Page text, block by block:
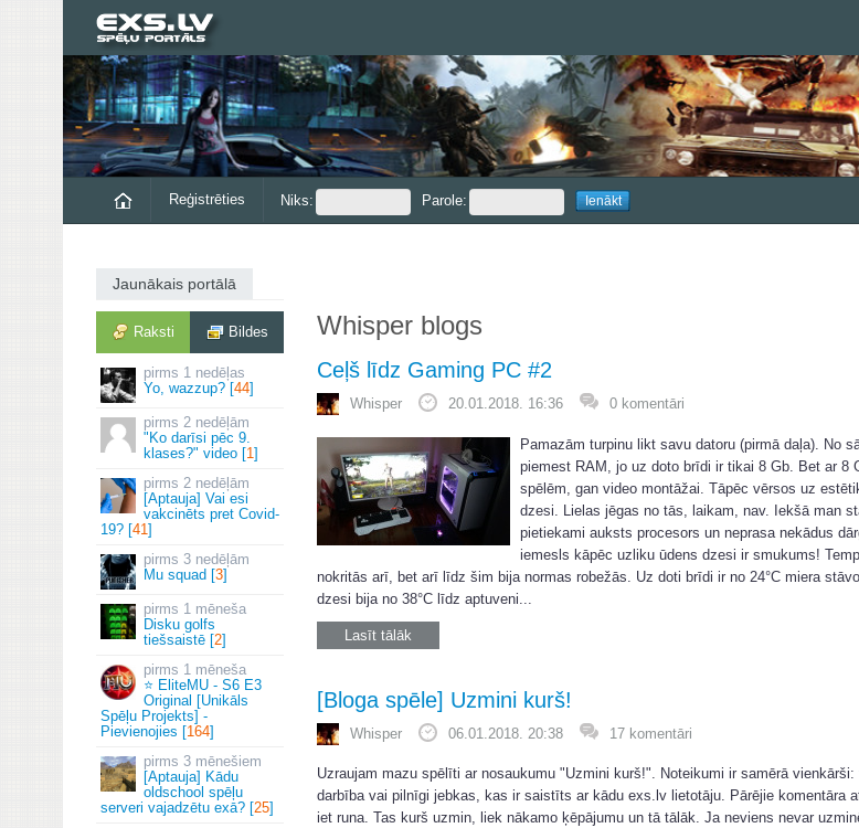
Reģistrēties Niks: Parole:
Jaunākais portālā
Raksti Bildes
1 nedēļas
Yo, wazzup? [44]
2 nedēļām
"Ko darīsi pēc 9.
klases?" video [1]
2 nedēļām
[Aptauja] Vai esi
vakcinēts pret Covid-
19? [41]
3 nedēļām
Mu squad [3]
1 mēneša
Disku golfs
tiešsaistē [2]
1 mēneša
⭐ EliteMU - S6 E3
Original [Unikāls
Spēļu Projekts] -
Pievienojies [164]
3 mēnešiem
[Aptauja] Kādu
oldschool spēļu
serveri vajadzētu exā? [25]
Whisper blogs
Ceļš līdz Gaming PC #2
Whisper 20.01.2018. 16:36 0 komentāri
Pamazām turpinu likt savu datoru (pirmā daļa). No
piemest RAM, jo uz doto brīdi ir tikai 8 Gb. Bet ar 8
spēlēm, gan video montāžai. Tāpēc vērsos uz
dzesi. Lielas jēgas no tās, laikam, nav. Iekšā man
pietiekami auksts procesors un neprasa nekādus
iemesls kāpēc uzliku ūdens dzesi ir smukums!
nokritās arī, bet arī līdz šim bija normas robežās. Uz doti brīdi ir no 24°C miera
dzesi bija no 38°C līdz aptuveni...
Lasīt tālāk
[Bloga spēle] Uzmini kurš!
Whisper 06.01.2018. 20:38 17 komentāri
Uzraujam mazu spēlīti ar nosaukumu "Uzmini kurš!". Noteikumi ir samērā
darbība vai pilnīgi jebkas, kas ir saistīts ar kādu exs.lv lietotāju. Pārējie komentāra
iet runa. Tas kurš uzmin, liek nākamo ķēpājumu un tā tālāk. Ja neviens nevar